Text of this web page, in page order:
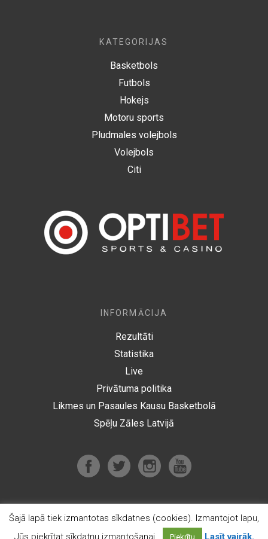
KATEGORIJAS
Basketbols
Futbols
Hokejs
Motoru sports
Pludmales volejbols
Volejbols
Citi
INFORMĀCIJA
Rezultāti
Statistika
Live
Privātuma politika
Likmes un Pasaules Kausu Basketbolā
Spēļu Zāles Latvijā
© 2012-2026 Optibet.lu Visas tiesības aizsargātas
Šajā lapā tiek izmantotas sīkdatnes (cookies). Izmantojot lapu,
Jūs piekrītat sīkdatņu izmantošanai.
Piekrītu Lasīt vairāk.